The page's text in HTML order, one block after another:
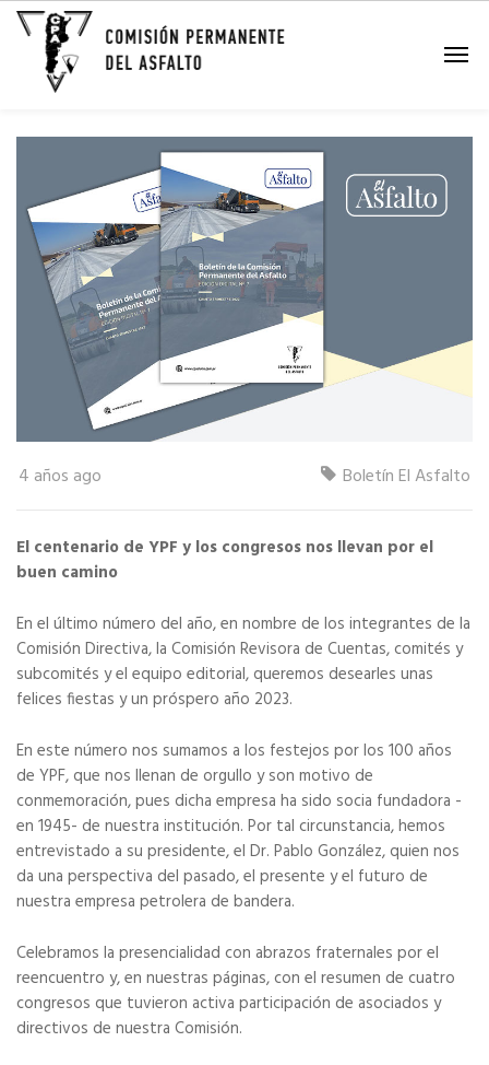
Boletín El Asfalto – Edición
4 años ago Boletín El Asfalto
El centenario de YPF y los congresos nos llevan por el
buen camino
En el último número del año, en nombre de los integrantes de la
Comisión Directiva, la Comisión Revisora de Cuentas, comités y
subcomités y el equipo editorial, queremos desearles unas
felices fiestas y un próspero año 2023.
En este número nos sumamos a los festejos por los 100 años
de YPF, que nos llenan de orgullo y son motivo de
conmemoración, pues dicha empresa ha sido socia fundadora -
en 1945- de nuestra institución. Por tal circunstancia, hemos
entrevistado a su presidente, el Dr. Pablo González, quien nos
da una perspectiva del pasado, el presente y el futuro de
nuestra empresa petrolera de bandera.
Celebramos la presencialidad con abrazos fraternales por el
reencuentro y, en nuestras páginas, con el resumen de cuatro
congresos que tuvieron activa participación de asociados y
directivos de nuestra Comisión.